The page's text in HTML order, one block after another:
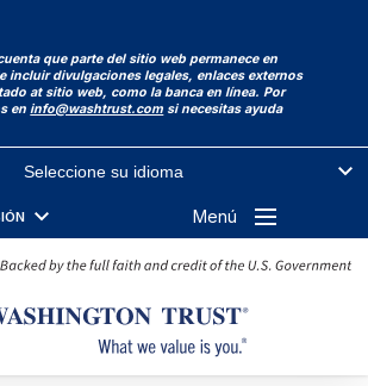
que parte del sitio web permanece en
incluir divulgaciones legales, enlaces externos
at sitio web, como la banca en línea. Por
eninfo@washtrust.com si necesitas ayuda
Seleccione su idioma
Menú